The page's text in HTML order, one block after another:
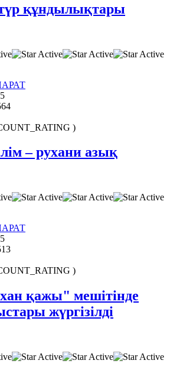
құндылықтары
)
– рухани азық
)
қажы" мешітінде
жүргізілді